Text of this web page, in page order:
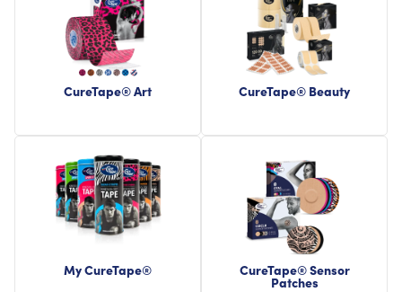
CureTape® Art CureTape® Beauty
My CureTape® CureTape® Sensor
Patches